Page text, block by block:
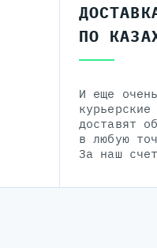
ПО
И еще
доставят
в любую
За наш